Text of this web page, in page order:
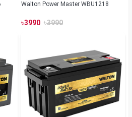
Walton Power Master WBU1218
৳3990 ৳3990